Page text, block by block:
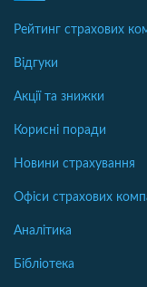
Рейтинг страхових
Відгуки
Акції та знижки
Корисні поради
Новини страхування
Офіси страхових
Аналітика
Бібліотека